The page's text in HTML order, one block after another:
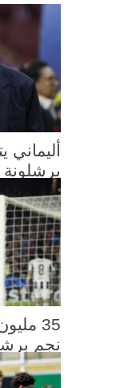
برشلونة
35
نجم